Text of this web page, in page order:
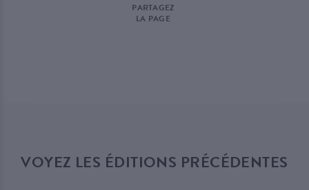
PARTAGEZ
LA PAGE
VOYEZ LES ÉDITIONS PRÉCÉDENTES